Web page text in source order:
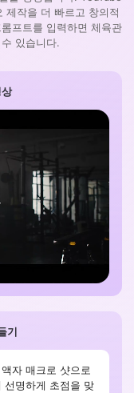
제작을 더 빠르고 창의적
프트를 입력하면 체육관
있습니다.
기
자 매크로 샷으로
선명하게 초점을 맞